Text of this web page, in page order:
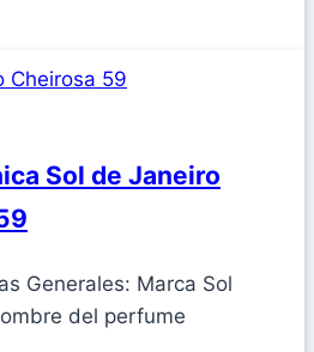
Sol de Janeiro
Generales: Marca Sol
del perfume